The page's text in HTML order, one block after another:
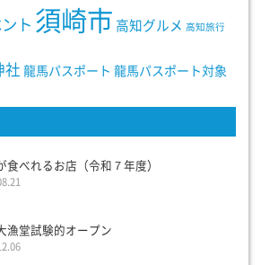
ト 須崎市 高知グルメ 高知旅行
社 龍馬パスポート 龍馬パスポート対象
食べれるお店（令和７年度）
漁堂試験的オープン